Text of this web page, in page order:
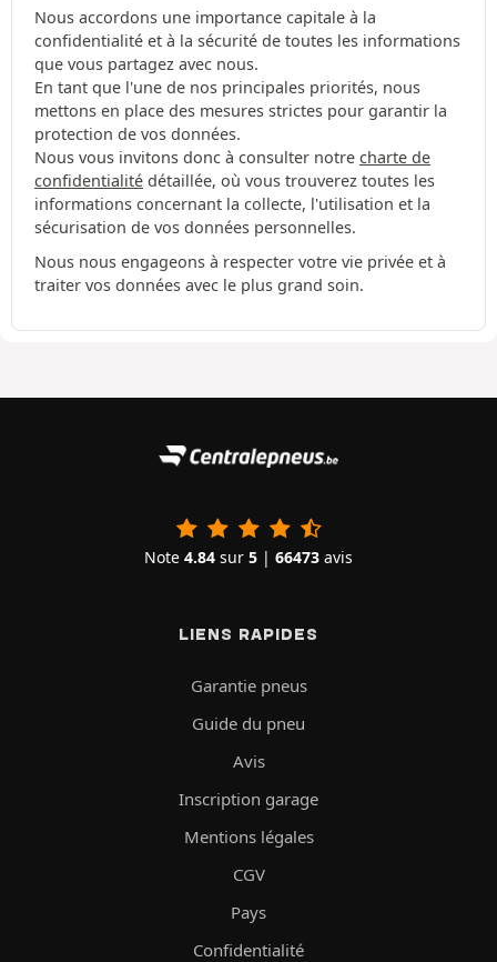
Nous accordons une importance capitale à la
confidentialité et à la sécurité de toutes les informations
que vous partagez avec nous.
En tant que l'une de nos principales priorités, nous
mettons en place des mesures strictes pour garantir la
protection de vos données.
Nous vous invitons donc à consulter notre charte de
confidentialité détaillée, où vous trouverez toutes les
informations concernant la collecte, l'utilisation et la
sécurisation de vos données personnelles.
Nous nous engageons à respecter votre vie privée et à
traiter vos données avec le plus grand soin.
Note 4.84 sur 5 | 66473 avis
LIENS RAPIDES
Garantie pneus
Guide du pneu
Avis
Inscription garage
Mentions légales
CGV
Pays
Confidentialité